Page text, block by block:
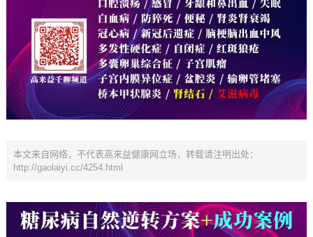
本文来自网络，不代表高来益健康网立场，转载请注明出处：
http://gaolaiyi.cc/4254.html